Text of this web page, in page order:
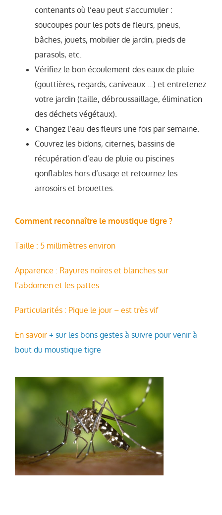
contenants où l’eau peut s’accumuler :
soucoupes pour les pots de fleurs, pneus,
bâches, jouets, mobilier de jardin, pieds de
parasols, etc.
Vérifiez le bon écoulement des eaux de pluie
(gouttières, regards, caniveaux …) et entretenez
votre jardin (taille, débroussaillage, élimination
des déchets végétaux).
Changez l’eau des fleurs une fois par semaine.
Couvrez les bidons, citernes, bassins de
récupération d’eau de pluie ou piscines
gonflables hors d’usage et retournez les
arrosoirs et brouettes.
Comment reconnaître le moustique tigre ?
Taille : 5 millimètres environ
Apparence : Rayures noires et blanches sur
l’abdomen et les pattes
Particularités : Pique le jour – est très vif
En savoir + sur les bons gestes à suivre pour venir à
bout du moustique tigre